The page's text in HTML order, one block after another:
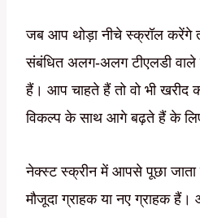
जब आप थोड़ा नीचे स्क्रॉल
संबंधित अलग-अलग टीएलडी वाले
हैं। आप चाहते हैं तो वो भी
विकल्प के साथ आगे बढ़ते हैं के
नेक्स्ट स्क्रीन में आपसे पूछा
मौजूदा ग्राहक या नए ग्राहक